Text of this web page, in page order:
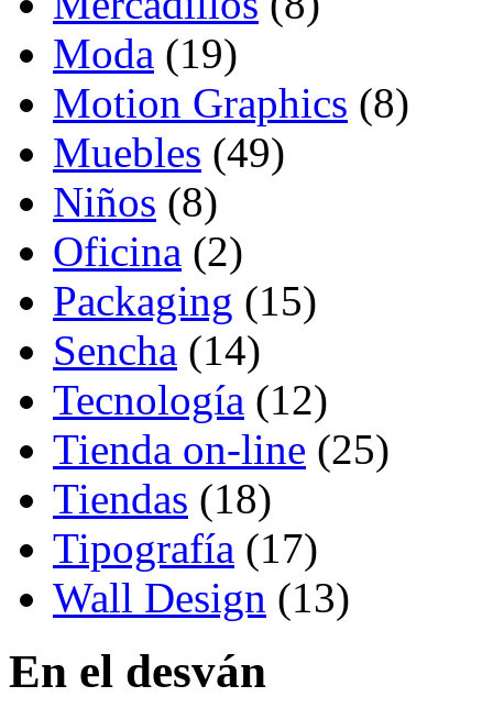
Moda (19)
Motion Graphics (8)
Muebles (49)
Niños (8)
Oficina (2)
Packaging (15)
Sencha (14)
Tecnología (12)
Tienda on-line (25)
Tiendas (18)
Tipografía (17)
Wall Design (13)
En el desván